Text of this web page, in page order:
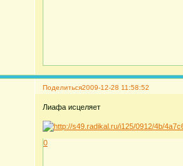
Поделиться2009-12-28 11:58:52
Лиафа исцеляет
0